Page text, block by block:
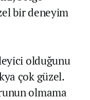
bir deneyim
olduğunu
çok güzel.
olmama